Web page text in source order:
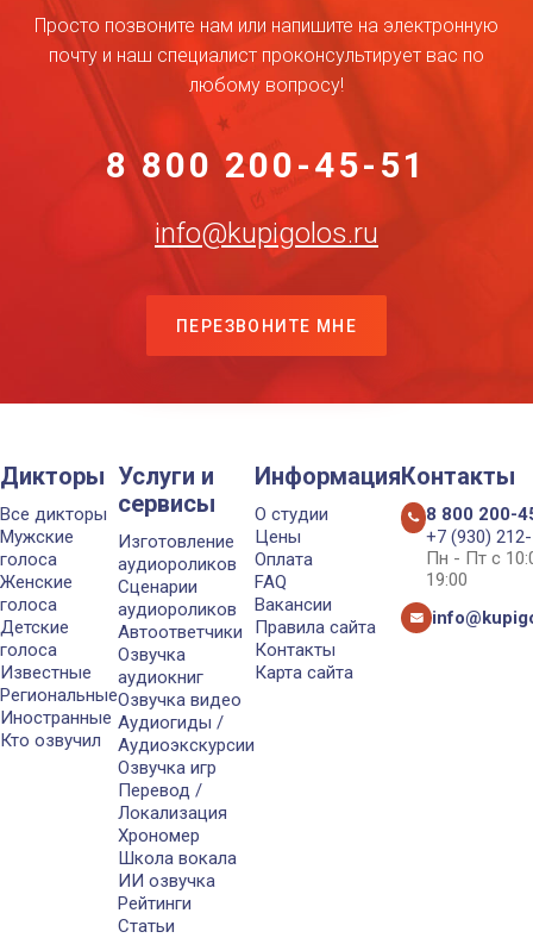
Просто позвоните нам или напишите на электронную
почту и наш специалист проконсультирует вас по
любому вопросу!
8 800 200-45-51
info@kupigolos.ru
ПЕРЕЗВОНИТЕ МНЕ
Дикторы
Все дикторы
Мужские
голоса
Женские
голоса
Детские
голоса
Известные
Региональные
Иностранные
Кто озвучил
Услуги и
сервисы
Изготовление
аудиороликов
Сценарии
аудиороликов
Автоответчики
Озвучка
аудиокниг
Озвучка видео
Аудиогиды /
Аудиоэкскурсии
Озвучка игр
Перевод /
Локализация
Хрономер
Школа вокала
ИИ озвучка
Рейтинги
Статьи
Информация
О студии
Цены
Оплата
FAQ
Вакансии
Правила сайта
Контакты
Карта сайта
Контакты
8 800 200-
+7 (930)
Пн - Пт с
19:00